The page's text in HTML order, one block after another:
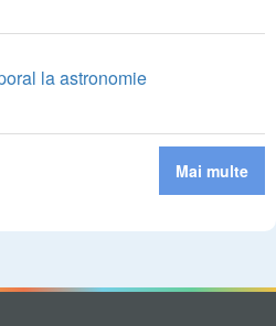
la astronomie
Mai multe